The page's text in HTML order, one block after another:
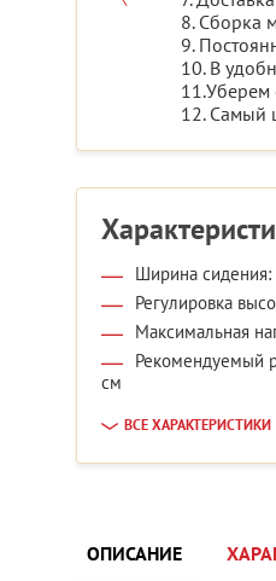
8. Сборка
9.
10. В
11.Уберем
12. Самый
Ширина сидения:
Регулировка
Максимальная
Рекомендуемый
см
ВСЕ ХАРАКТЕРИСТИКИ
ОПИСАНИЕ